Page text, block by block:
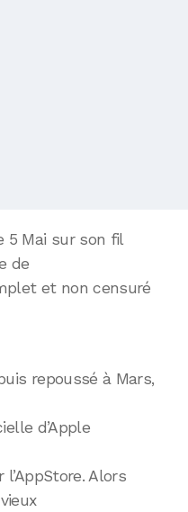
5 Mai sur son fil
de
et non censuré
repoussé à Mars,
d’Apple
Alors